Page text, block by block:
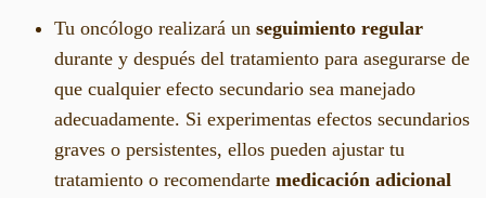
Tu oncólogo realizará un seguimiento regular
durante y después del tratamiento para asegurarse de
que cualquier efecto secundario sea manejado
adecuadamente. Si experimentas efectos secundarios
graves o persistentes, ellos pueden ajustar tu
tratamiento o recomendarte medicación adicional